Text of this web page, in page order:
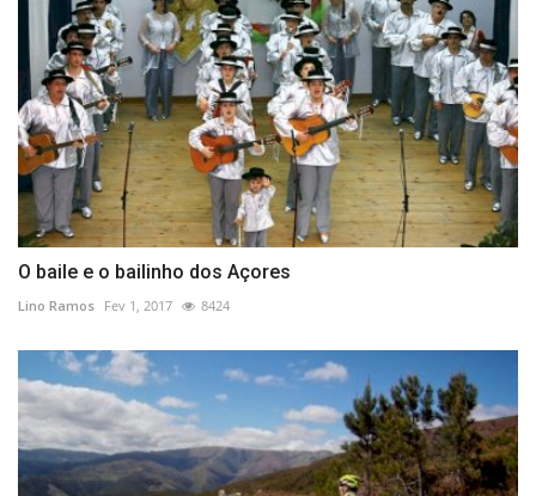
O baile e o bailinho dos Açores
Lino Ramos Fev 1, 2017 8424